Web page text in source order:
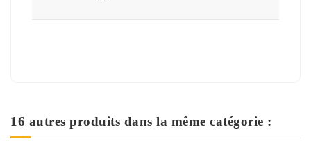
16 autres produits dans la même catégorie :